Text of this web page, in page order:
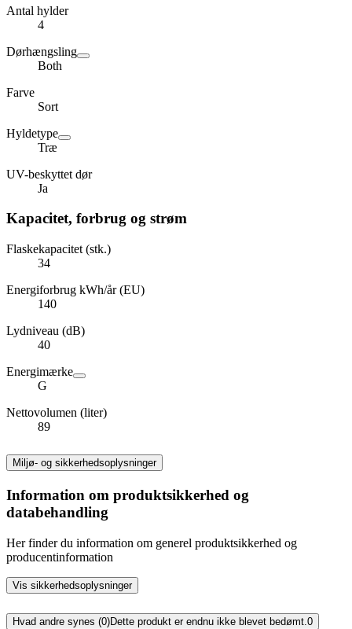
Antal hylder
4
Dørhængsling
Both
Farve
Sort
Hyldetype
Træ
UV-beskyttet dør
Ja
Kapacitet, forbrug og strøm
Flaskekapacitet (stk.)
34
Energiforbrug kWh/år (EU)
140
Lydniveau (dB)
40
Energimærke
G
Nettovolumen (liter)
89
Miljø- og sikkerhedsoplysninger
Information om produktsikkerhed og
databehandling
Her finder du information om generel produktsikkerhed og
producentinformation
Vis sikkerhedsoplysninger
Hvad andre synes (0)Dette produkt er endnu ikke blevet bedømt.0